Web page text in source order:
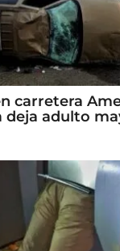
carretera
deja adulto